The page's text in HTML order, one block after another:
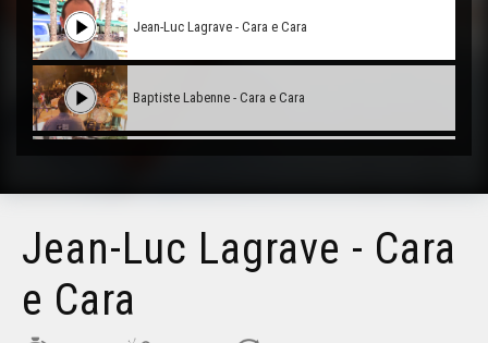
Jean-Luc Lagrave - Cara e Cara
Baptiste Labenne - Cara e Cara
Ives Durand - Cara e Cara
Jean-Luc Lagrave - Cara
e Cara